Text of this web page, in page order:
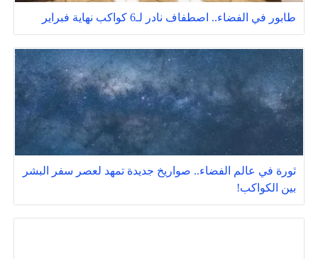
طابور في الفضاء.. اصطفاف نادر لـ6 كواكب نهاية فبراير
ثورة في عالم الفضاء.. صواريخ جديدة تمهد لعصر سفر البشر
بين الكواكب!